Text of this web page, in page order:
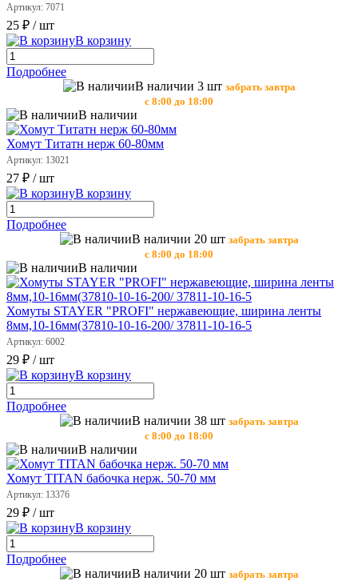
Артикул: 7071
25 ₽ / шт
В корзину
Подробнее
В наличии 3 шт забрать завтра
с 8:00 до 18:00
В наличии
Хомут Титатн нерж 60-80мм
Артикул: 13021
27 ₽ / шт
В корзину
Подробнее
В наличии 20 шт забрать завтра
с 8:00 до 18:00
В наличии
Хомуты STAYER "PROFI" нержавеющие, ширина ленты
8мм,10-16мм(37810-10-16-200/ 37811-10-16-5
Артикул: 6002
29 ₽ / шт
В корзину
Подробнее
В наличии 38 шт забрать завтра
с 8:00 до 18:00
В наличии
Хомут TITAN бабочка нерж. 50-70 мм
Артикул: 13376
29 ₽ / шт
В корзину
Подробнее
В наличии 20 шт забрать завтра